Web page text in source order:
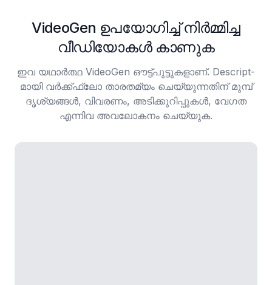
VideoGen ഉപയോഗിച്ച് നിർമ്മിച്ച
വീഡിയോകൾ കാണുക
ഇവ യഥാർത്ഥ VideoGen ഔട്ട്‌പുട്ടുകളാണ്. Descript-
മായി വർക്ക്ഫ്ലോ താരതമ്യം ചെയ്യുന്നതിന് മുമ്പ്
ദൃശ്യങ്ങൾ, വിവരണം, അടിക്കുറിപ്പുകൾ, വേഗത
എന്നിവ അവലോകനം ചെയ്യുക.